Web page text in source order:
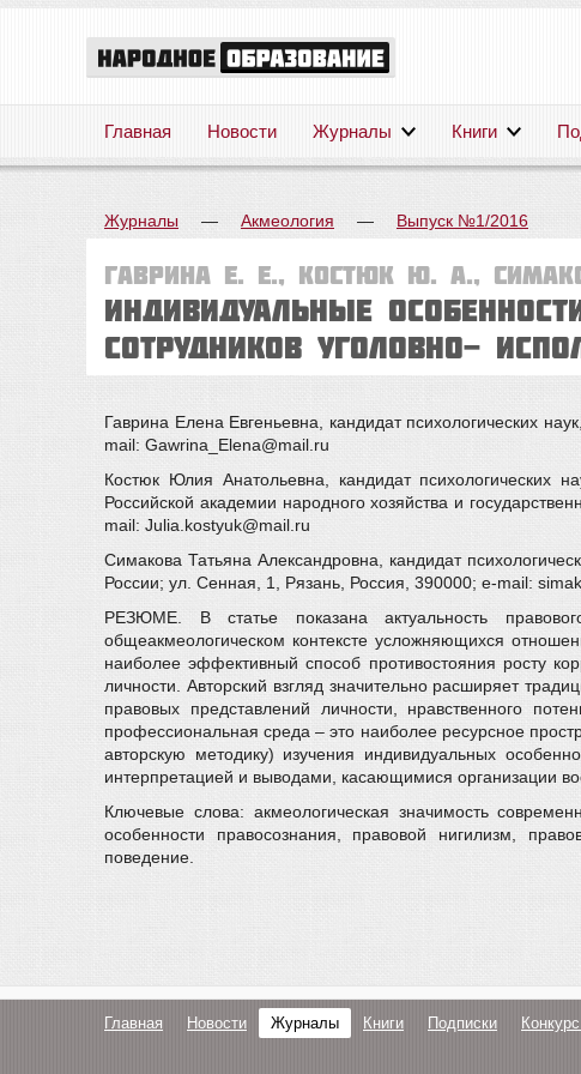
Главная Новости Журналы Книги
Журналы — Акмеология — Выпуск №1/2016
Гаврина Е. Е., Костюк Ю. А.,
ИНДИВИДУАЛЬНЫЕ
СОТРУДНИКОВ УГОЛОВНО-
Гаврина Елена Евгеньевна, кандидат психологических
mail: Gawrina_Elena@mail.ru
Костюк Юлия Анатольевна, кандидат психологических
Российской академии народного хозяйства и
mail: Julia.kostyuk@mail.ru
Симакова Татьяна Александровна, кандидат
России; ул. Сенная, 1, Рязань, Россия, 390000; e-mail:
РЕЗЮМЕ. В статье показана актуальность
общеакмеологическом контексте усложняющихся
наиболее эффективный способ противостояния росту
личности. Авторский взгляд значительно расширяет
правовых представлений личности, нравственного
профессиональная среда – это наиболее ресурсное
авторскую методику) изучения индивидуальных
интерпретацией и выводами, касающимися организации
Ключевые слова: акмеологическая значимость
особенности правосознания, правовой нигилизм,
поведение.
Главная Новости Журналы Книги Подписки